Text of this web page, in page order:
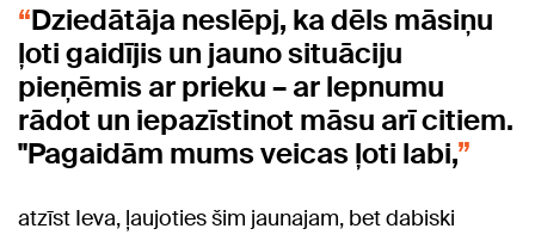
Dziedātāja neslēpj, ka dēls māsiņu
ļoti gaidījis un jauno situāciju
pieņēmis ar prieku – ar lepnumu
rādot un iepazīstinot māsu arī citiem.
"Pagaidām mums veicas ļoti labi,
atzīst Ieva, ļaujoties šim jaunajam, bet dabiski